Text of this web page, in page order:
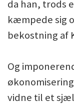
da han, trods
kæmpede sig
bekostning af
Og
vidne til et